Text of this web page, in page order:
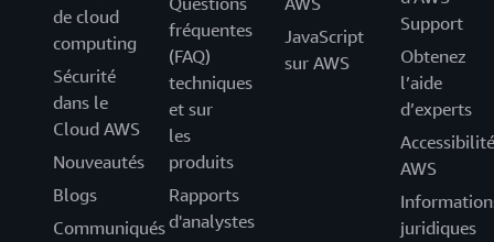
de cloud
computing
Sécurité
dans le
Cloud AWS
Nouveautés
Blogs
Communiqués
fréquentes
(FAQ)
techniques
et sur
les
produits
Rapports
d'analystes
JavaScript
sur AWS
Support
Obtenez
l’aide
d’experts
Accessibilité
AWS
juridiques